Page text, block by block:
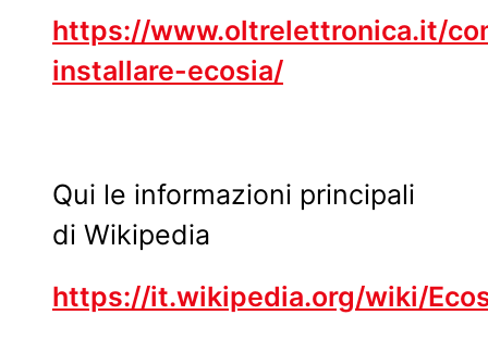
https://www.oltrelettronica.it/
installare-ecosia/
Qui le informazioni principali
di Wikipedia
https://it.wikipedia.org/wiki/